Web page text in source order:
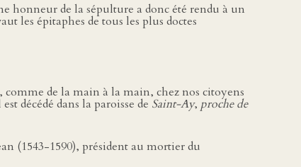
honneur de la sépulture a donc été rendu à un
les épitaphes de tous les plus doctes
comme de la main à la main, chez nos citoyens
décédé dans la paroisse de Saint-Ay, proche de
(1543-1590), président au mortier du